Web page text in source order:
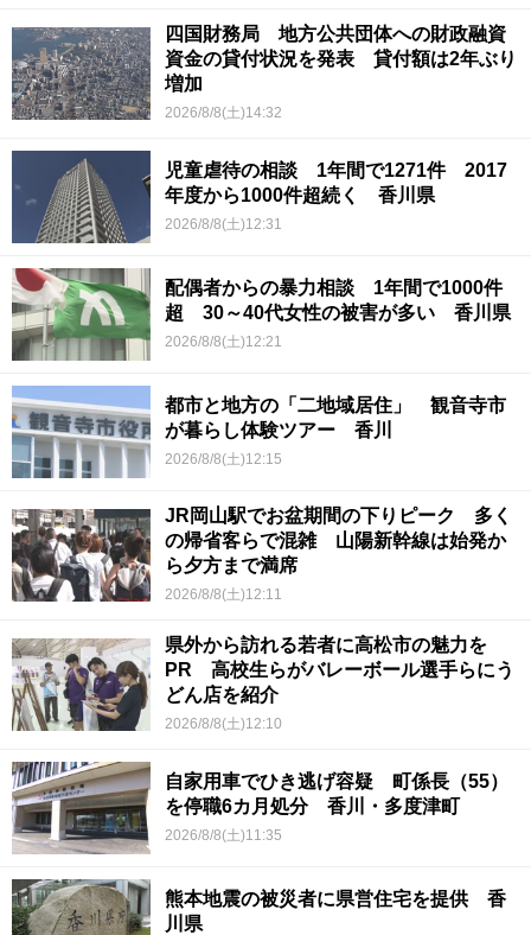
四国財務局 地方公共団体への財政融資
資金の貸付状況を発表 貸付額は2年ぶり
増加
2026/8/8(土)14:32
児童虐待の相談 1年間で1271件 2017
年度から1000件超続く 香川県
2026/8/8(土)12:31
配偶者からの暴力相談 1年間で1000件
超 30～40代女性の被害が多い 香川県
2026/8/8(土)12:21
都市と地方の「二地域居住」 観音寺市
が暮らし体験ツアー 香川
2026/8/8(土)12:15
JR岡山駅でお盆期間の下りピーク 多く
の帰省客らで混雑 山陽新幹線は始発か
ら夕方まで満席
2026/8/8(土)12:11
県外から訪れる若者に高松市の魅力を
PR 高校生らがバレーボール選手らにう
どん店を紹介
2026/8/8(土)12:10
自家用車でひき逃げ容疑 町係長（55）
を停職6カ月処分 香川・多度津町
2026/8/8(土)11:35
熊本地震の被災者に県営住宅を提供 香
川県